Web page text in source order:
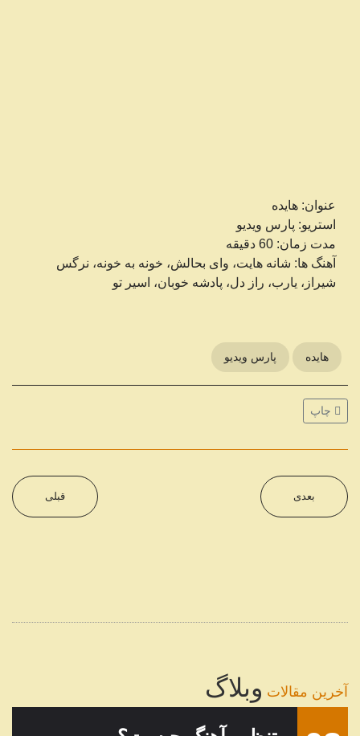
عنوان: هایده
استریو: پارس ویدیو
مدت زمان: 60 دقیقه
آهنگ ها: شانه هایت، وای بحالش، خونه به خونه، نرگس
شیراز، یارب، راز دل، پادشه خوبان، اسیر تو
هایده پارس ویدیو
چاپ
قبلی بعدی
آخرین مقالات وبلاگ